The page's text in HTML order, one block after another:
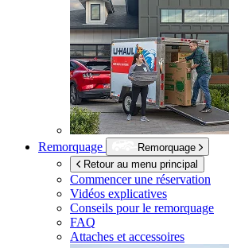
Remorquage
Remorquage
Retour au menu principal
Commencer une réservation
Vidéos explicatives
Conseils pour le remorquage
FAQ
Attaches et accessoires